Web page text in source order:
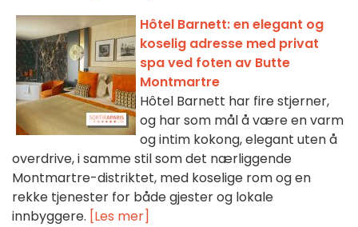
Hôtel Barnett: en elegant og
koselig adresse med privat
spa ved foten av Butte
Montmartre
Hôtel Barnett har fire stjerner,
og har som mål å være en varm
og intim kokong, elegant uten å
overdrive, i samme stil som det nærliggende
Montmartre-distriktet, med koselige rom og en
rekke tjenester for både gjester og lokale
innbyggere. [Les mer]